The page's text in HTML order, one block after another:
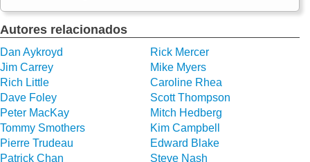
Autores relacionados
Dan Aykroyd
Rick Mercer
Jim Carrey
Mike Myers
Rich Little
Caroline Rhea
Dave Foley
Scott Thompson
Peter MacKay
Mitch Hedberg
Tommy Smothers
Kim Campbell
Pierre Trudeau
Edward Blake
Patrick Chan
Steve Nash